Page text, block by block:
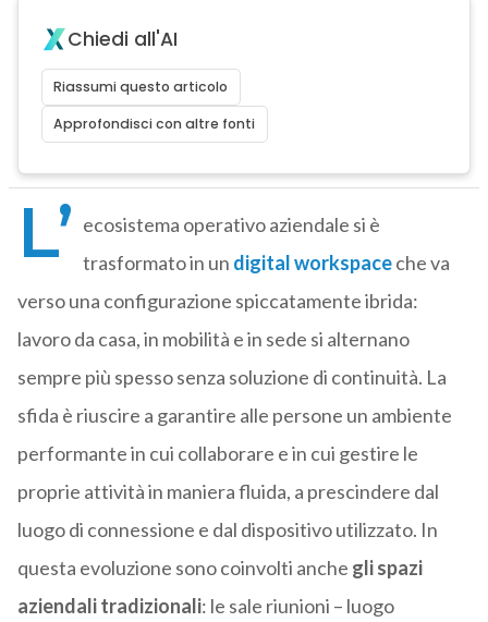
Chiedi all'AI
Riassumi questo articolo
Approfondisci con altre fonti
L’ ecosistema operativo aziendale si è
trasformato in un digital workspaceche va
verso una configurazione spiccatamente ibrida:
lavoro da casa, in mobilità e in sede si alternano
sempre più spesso senza soluzione di continuità. La
sfida è riuscire a garantire alle persone un ambiente
performante in cui collaborare e in cui gestire le
proprie attività in maniera fluida, a prescindere dal
luogo di connessione e dal dispositivo utilizzato. In
questa evoluzione sono coinvolti anche gli spazi
aziendali tradizionali: le sale riunioni – luogo